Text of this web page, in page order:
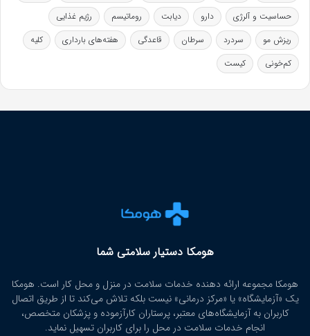
حساسیت و آلرژی
دارو دیابت روماتیسم
رژیم غذایی
ریزش مو
سردرد سرطان قاعدگی هفته‌های بارداری
کلیه
کم‌خونی
کیست
هومکا دستیار سلامتی شما
هومکا مجموعه ارائه‌ دهنده خدمات سلامت در منزل و محل کار است. هومکا
یک «آزمایشگاه» یا «مرکز درمانی» نیست بلکه تلاش می‌کند تا از طریق اتصال
کاربران به آزمایشگاه‌های معتبر، پرستاران کارآزموده و پزشکان متخصص،
انجام خدمات سلامت در محل را برای کاربران تسهیل نماید.